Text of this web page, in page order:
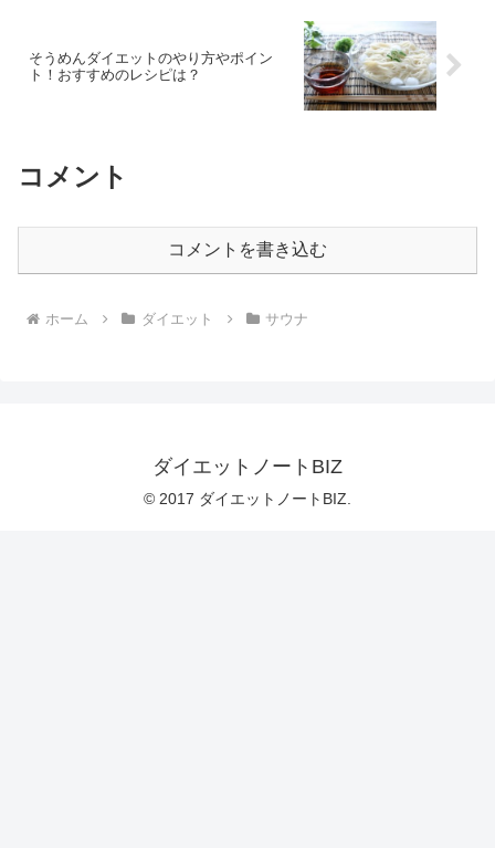
そうめんダイエットのやり方やポイン
ト！おすすめのレシピは？
コメント
コメントを書き込む
ホーム ダイエット サウナ
ダイエットノートBIZ
© 2017 ダイエットノートBIZ.